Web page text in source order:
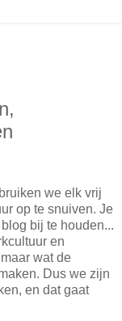
we elk vrij
op te snuiven. Je
bij te houden...
en
wat de
Dus we zijn
en dat gaat